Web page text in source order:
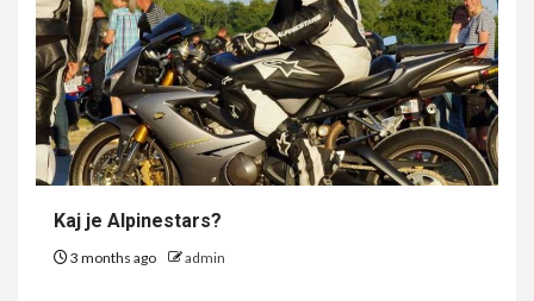
Kaj je Alpinestars?
3 months ago admin